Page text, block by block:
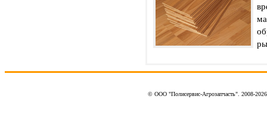
© ООО "Полисервис-Агрозапчасть". 2008-